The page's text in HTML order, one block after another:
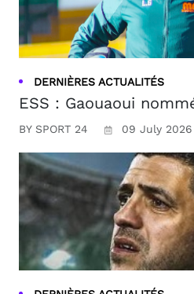
DERNIÈRES ACTUALITÉS
ESS : Gaouaoui
BY SPORT 24 09 July 2026